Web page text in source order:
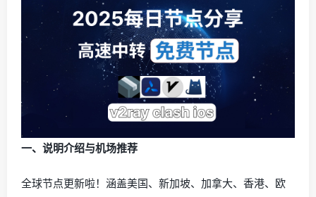
一、说明介绍与机场推荐
全球节点更新啦！涵盖美国、新加坡、加拿大、香港、欧